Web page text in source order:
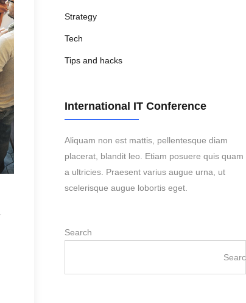
Strategy
Tech
Tips and hacks
International IT Conference
Aliquam non est mattis, pellentesque diam
placerat, blandit leo. Etiam posuere quis quam
a ultricies. Praesent varius augue urna, ut
scelerisque augue lobortis eget.
Search